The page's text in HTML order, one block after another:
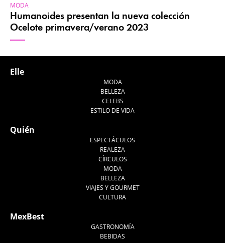
MODA
Humanoides presentan la nueva colección
Ocelote primavera/verano 2023
Elle
MODA
BELLEZA
CELEBS
ESTILO DE VIDA
Quién
ESPECTÁCULOS
REALEZA
CÍRCULOS
MODA
BELLEZA
VIAJES Y GOURMET
CULTURA
MexBest
GASTRONOMÍA
BEBIDAS